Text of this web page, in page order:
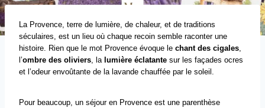
La Provence, terre de lumière, de chaleur, et de traditions
séculaires, est un lieu où chaque recoin semble raconter une
histoire. Rien que le mot Provence évoque le chant des cigales,
l’ombre des oliviers, la lumière éclatante sur les façades ocres
et l’odeur envoûtante de la lavande chauffée par le soleil.
Pour beaucoup, un séjour en Provence est une parenthèse